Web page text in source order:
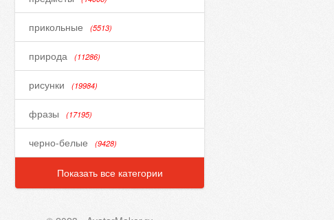
прикольные (5513)
природа (11286)
рисунки (19984)
фразы (17195)
черно-белые (9428)
Показать все категории